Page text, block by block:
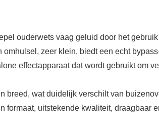
ouderwets vaag geluid door het
omhulsel, zeer klein, biedt een echt
effectapparaat dat wordt gebruikt om
breed, wat duidelijk verschilt van
formaat, uitstekende kwaliteit, draagbaar